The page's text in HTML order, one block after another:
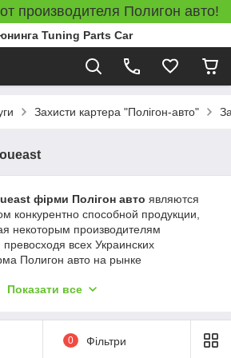
производителя Полигон авто!
Tuning Parts Car
Захисти картера "Полігон-авто"
фірми Полігон авто являются
конкурентно способной продукции,
некоторым производителям
всех Украинских
Полигон авто на рынке
в основном выпускаются
которые учитываются при
Разработки на автомобиль Soueast
защиты картера, также
Показати все
0 Фільтри